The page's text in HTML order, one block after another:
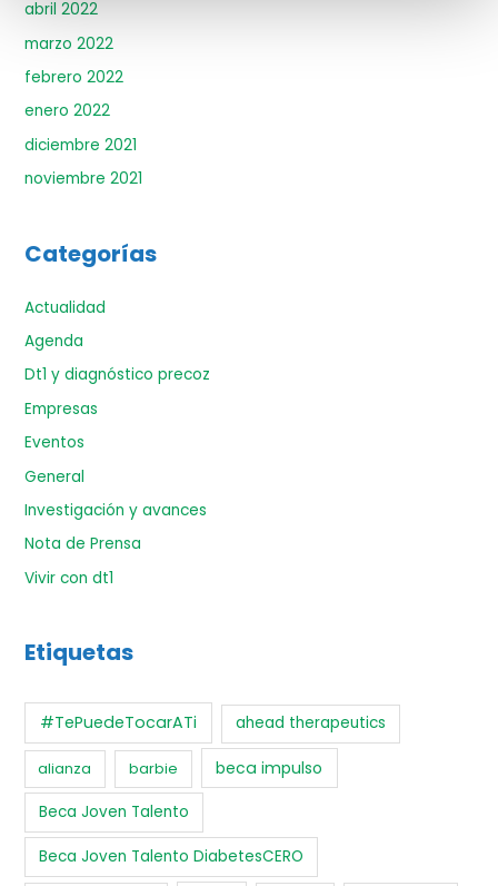
abril 2022
marzo 2022
febrero 2022
enero 2022
diciembre 2021
noviembre 2021
Categorías
Actualidad
Agenda
Dt1 y diagnóstico precoz
Empresas
Eventos
General
Investigación y avances
Nota de Prensa
Vivir con dt1
Etiquetas
#TePuedeTocarATi ahead therapeutics
alianza barbie beca impulso
Beca Joven Talento
Beca Joven Talento DiabetesCERO